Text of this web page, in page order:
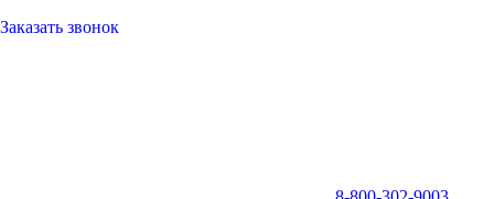
Заказать звонок